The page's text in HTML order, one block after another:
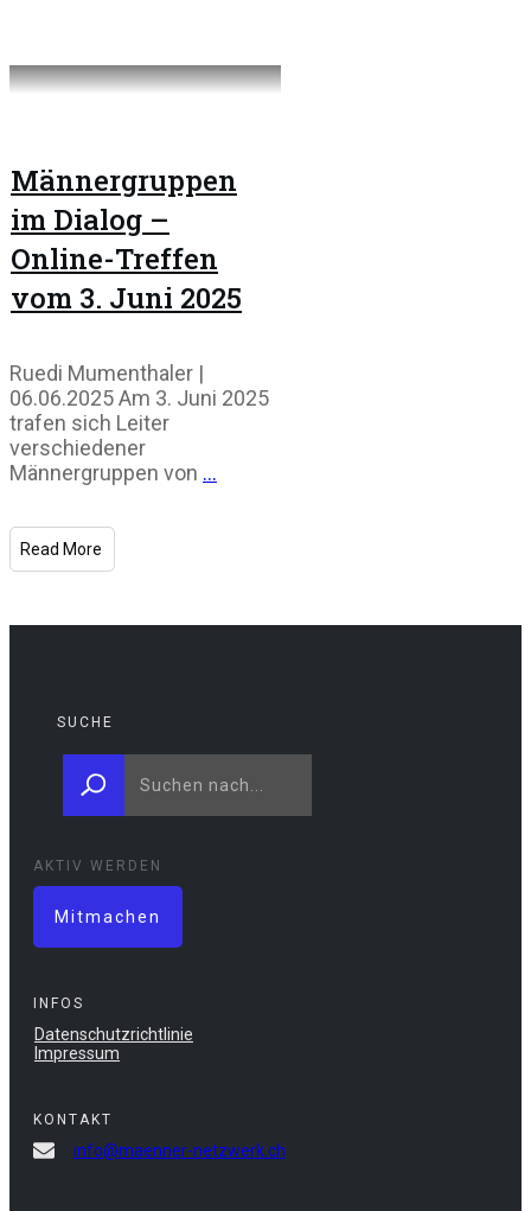
Männergruppen
im Dialog –
Online-Treffen
vom 3. Juni 2025
Ruedi Mumenthaler |
06.06.2025 Am 3. Juni 2025
trafen sich Leiter
verschiedener
Männergruppen von ...
Read More
SUCHE
AKTIV WERDEN
Mitmachen
INFOS
Datenschutzrichtlinie
Impressum
KONTAKT
info@maenner-netzwerk.ch